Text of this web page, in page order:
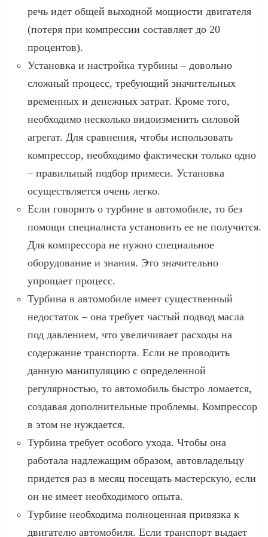
речь идет общей выходной мощности двигателя
(потеря при компрессии составляет до 20
процентов).
Установка и настройка турбины – довольно
сложный процесс, требующий значительных
временных и денежных затрат. Кроме того,
необходимо несколько видоизменить силовой
агрегат. Для сравнения, чтобы использовать
компрессор, необходимо фактически только одно
– правильный подбор примеси. Установка
осуществляется очень легко.
Если говорить о турбине в автомобиле, то без
помощи специалиста установить ее не получится.
Для компрессора не нужно специальное
оборудование и знания. Это значительно
упрощает процесс.
Турбина в автомобиле имеет существенный
недостаток – она требует частый подвод масла
под давлением, что увеличивает расходы на
содержание транспорта. Если не проводить
данную манипуляцию с определенной
регулярностью, то автомобиль быстро ломается,
создавая дополнительные проблемы. Компрессор
в этом не нуждается.
Турбина требует особого ухода. Чтобы она
работала надлежащим образом, автовладельцу
придется раз в месяц посещать мастерскую, если
он не имеет необходимого опыта.
Турбине необходима полноценная привязка к
двигателю автомобиля. Если транспорт выдает